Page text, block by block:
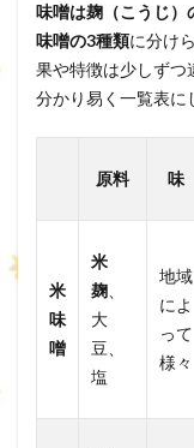
味噌は麹（こうじ）
味噌の3種類に分け
果や特徴は少しずつ
分かり易く一覧表に
原料 味
米
味
噌
米
麹
大
豆、
塩
地域
によ
って
様々